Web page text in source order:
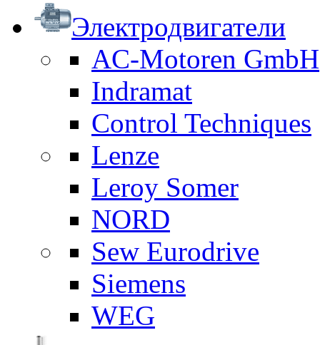
Электродвигатели
AC-Motoren GmbH
Indramat
Control Techniques
Lenze
Leroy Somer
NORD
Sew Eurodrive
Siemens
WEG